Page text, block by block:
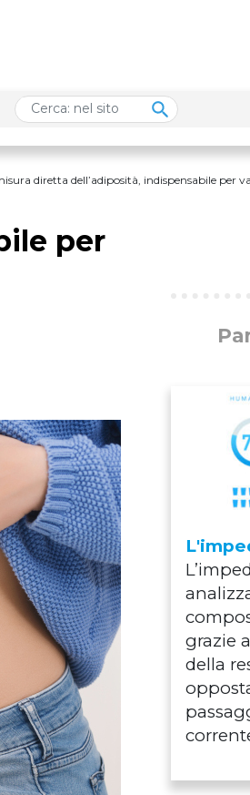
diretta dell’adiposità, indispensabile per
per
grazie
della